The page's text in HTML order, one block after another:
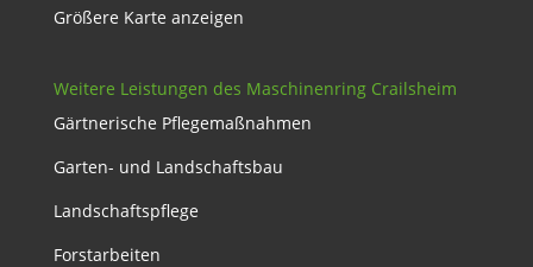
Größere Karte anzeigen
Weitere Leistungen des Maschinenring Crailsheim
Gärtnerische Pflegemaßnahmen
Garten- und Landschaftsbau
Landschaftspflege
Forstarbeiten